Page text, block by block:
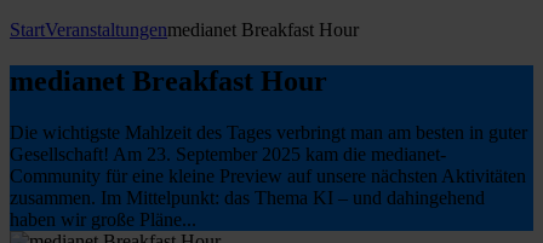
StartVeranstaltungenmedianet Breakfast Hour
medianet Breakfast Hour
Die wichtigste Mahlzeit des Tages verbringt man am besten in guter
Gesellschaft! Am 23. September 2025 kam die medianet-
Community für eine kleine Preview auf unsere nächsten Aktivitäten
zusammen. Im Mittelpunkt: das Thema KI – und dahingehend
haben wir große Pläne...